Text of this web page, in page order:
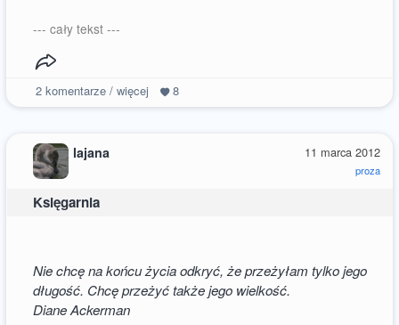
--- cały tekst ---
2komentarze / więcej 8
11 marca 2012
proza
lajana
Księgarnia
Nie chcę na końcu życia odkryć, że przeżyłam tylko jego
długość. Chcę przeżyć także jego wielkość.
Diane Ackerman